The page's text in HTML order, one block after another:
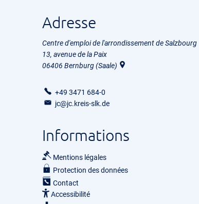
Adresse
Centre d'emploi de l'arrondissement de Salzbourg
13, avenue de la Paix
06406 Bernburg (Saale)
+49 3471 684-0
jc@jc.kreis-slk.de
Informations
Mentions légales
Protection des données
Contact
Accessibilité